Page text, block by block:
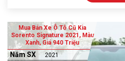
Mua Bán Xe Ô Tô Cũ Kia
Sorento Signature 2021, Màu
Xanh, Giá 940 Triệu
Năm SX 2021